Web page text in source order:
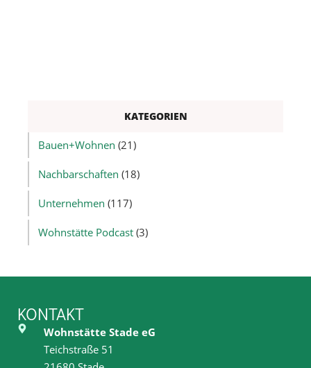
KATEGORIEN
Bauen+Wohnen (21)
Nachbarschaften (18)
Unternehmen (117)
Wohnstätte Podcast (3)
KONTAKT
Wohnstätte Stade eG
Teichstraße 51